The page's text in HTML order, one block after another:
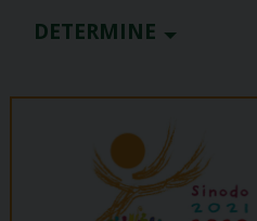
DETERMINE